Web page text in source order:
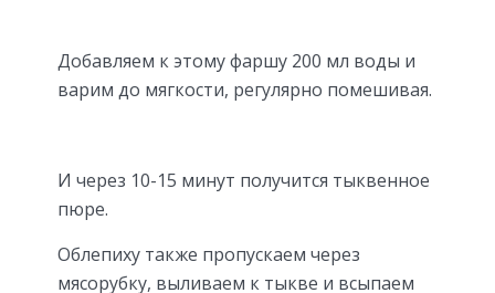
Добавляем к этому фаршу 200 мл воды и
варим до мягкости, регулярно помешивая.
И через 10-15 минут получится тыквенное
пюре.
Облепиху также пропускаем через
мясорубку, выливаем к тыкве и всыпаем